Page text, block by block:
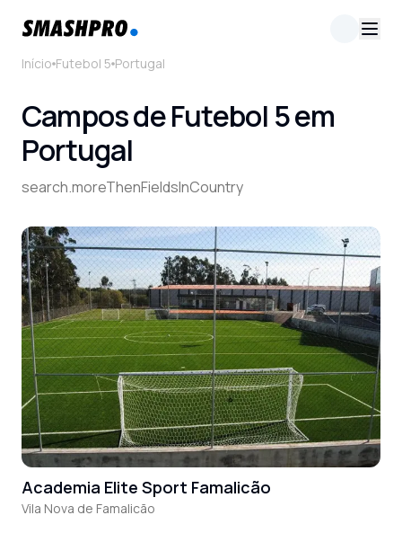
Início Futebol 5 Portugal
Campos de Futebol 5 em
Portugal
search.moreThenFieldsInCountry
Academia Elite Sport Famalicão
Vila Nova de Famalicão